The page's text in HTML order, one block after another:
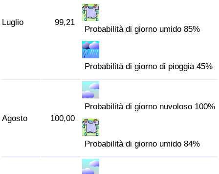
Luglio 99,21
Probabilità di giorno umido 85%
Probabilità di giorno di pioggia 45%
Agosto 100,00
Probabilità di giorno nuvoloso 100%
Probabilità di giorno umido 84%